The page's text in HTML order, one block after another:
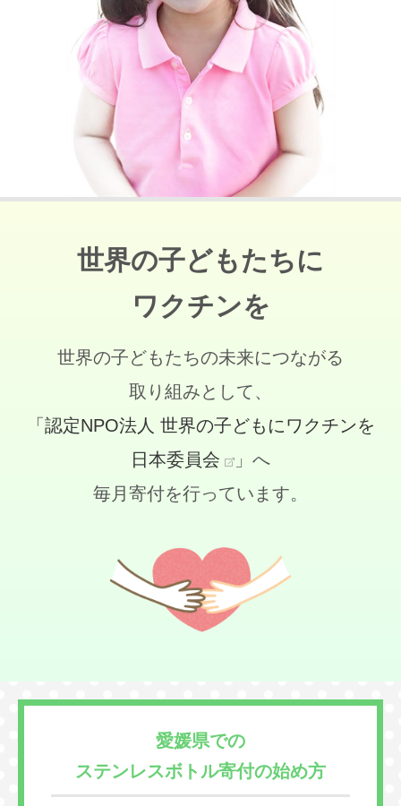
世界の子どもたちに
ワクチンを
世界の子どもたちの未来につながる
取り組みとして、
「認定NPO法人 世界の子どもにワクチンを
日本委員会
」へ
毎月寄付を行っています。
愛媛県での
ステンレスボトル寄付の始め方